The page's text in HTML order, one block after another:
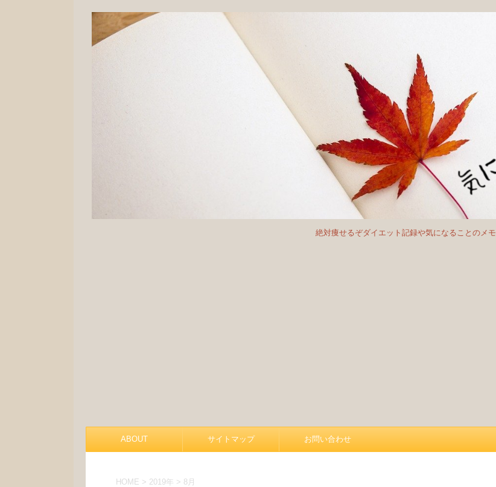
絶対痩せるぞダイエット記録や気になることのメモ
ABOUT サイトマップ お問い合わせ
HOME > 2019年 > 8月